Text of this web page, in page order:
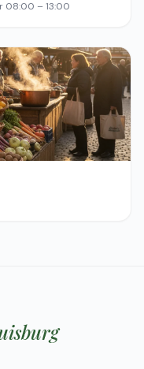
08:00 – 13:00